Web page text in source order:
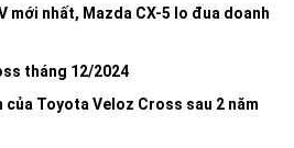
mới nhất, Mazda CX-5 lo đua doanh
tháng 12/2024
của Toyota Veloz Cross sau 2 năm